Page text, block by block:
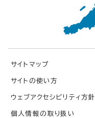
サイトマップ
サイトの使い方
ウェブアクセシビリティ方針
個人情報の取り扱い